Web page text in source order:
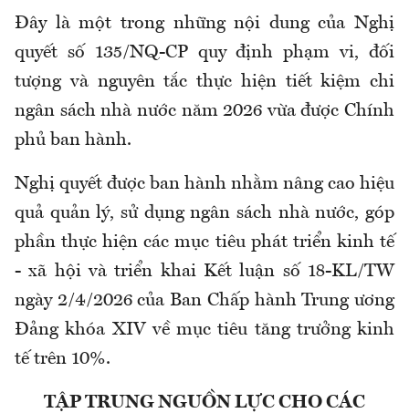
Đây là một trong những nội dung của Nghị
quyết số 135/NQ-CP quy định phạm vi, đối
tượng và nguyên tắc thực hiện tiết kiệm chi
ngân sách nhà nước năm 2026 vừa được Chính
phủ ban hành.
Nghị quyết được ban hành nhằm nâng cao hiệu
quả quản lý, sử dụng ngân sách nhà nước, góp
phần thực hiện các mục tiêu phát triển kinh tế
- xã hội và triển khai Kết luận số 18-KL/TW
ngày 2/4/2026 của Ban Chấp hành Trung ương
Đảng khóa XIV về mục tiêu tăng trưởng kinh
tế trên 10%.
TẬP TRUNG NGUỒN LỰC CHO CÁC